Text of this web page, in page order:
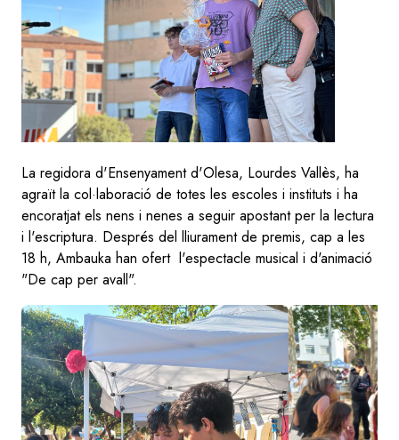
La regidora d'Ensenyament d'Olesa, Lourdes Vallès, ha
agraït la col·laboració de totes les escoles i instituts i ha
encoratjat els nens i nenes a seguir apostant per la lectura
i l'escriptura. Després del lliurament de premis, cap a les
18 h, Ambauka han ofert l'espectacle musical i d'animació
"De cap per avall".
Image
Image